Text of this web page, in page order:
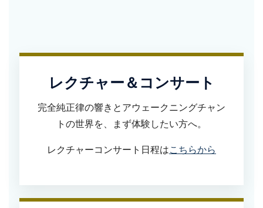
レクチャー＆コンサート
完全純正律の響きとアウェークニングチャン
トの世界を、まず体験したい方へ。
レクチャーコンサート日程はこちらから